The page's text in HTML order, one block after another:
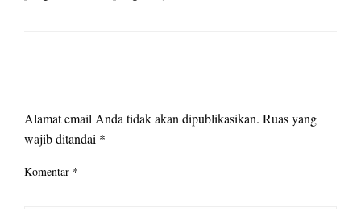
Alamat email Anda tidak akan dipublikasikan. Ruas yang
wajib ditandai *
Komentar *